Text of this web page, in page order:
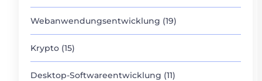
Webanwendungsentwicklung (19)
Krypto (15)
Desktop-Softwareentwicklung (11)